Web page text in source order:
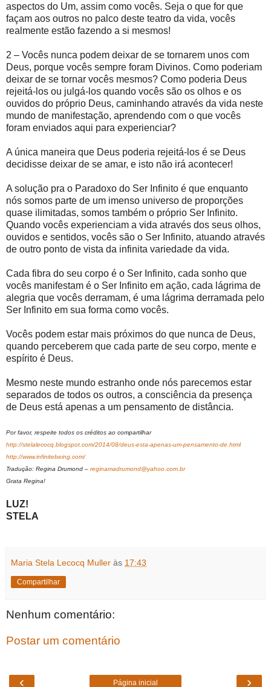
aspectos do Um, assim como vocês. Seja o que for que
façam aos outros no palco deste teatro da vida, vocês
realmente estão fazendo a si mesmos!
2 – Vocês nunca podem deixar de se tornarem unos com
Deus, porque vocês sempre foram Divinos. Como poderiam
deixar de se tornar vocês mesmos? Como poderia Deus
rejeitá-los ou julgá-los quando vocês são os olhos e os
ouvidos do próprio Deus, caminhando através da vida neste
mundo de manifestação, aprendendo com o que vocês
foram enviados aqui para experienciar?
A única maneira que Deus poderia rejeitá-los é se Deus
decidisse deixar de se amar, e isto não irá acontecer!
A solução pra o Paradoxo do Ser Infinito é que enquanto
nós somos parte de um imenso universo de proporções
quase ilimitadas, somos também o próprio Ser Infinito.
Quando vocês experienciam a vida através dos seus olhos,
ouvidos e sentidos, vocês são o Ser Infinito, atuando através
de outro ponto de vista da infinita variedade da vida.
Cada fibra do seu corpo é o Ser Infinito, cada sonho que
vocês manifestam é o Ser Infinito em ação, cada lágrima de
alegria que vocês derramam, é uma lágrima derramada pelo
Ser Infinito em sua forma como vocês.
Vocês podem estar mais próximos do que nunca de Deus,
quando perceberem que cada parte de seu corpo, mente e
espírito é Deus.
Mesmo neste mundo estranho onde nós parecemos estar
separados de todos os outros, a consciência da presença
de Deus está apenas a um pensamento de distância.
Por favor, respeite todos os créditos ao compartilhar
http://stelalecocq.blogspot.com/2014/08/deus-esta-apenas-um-pensamento-de.html
http://www.infinitebeing.com/
Tradução: Regina Drumond – reginamadrumond@yahoo.com.br
Grata Regina!
LUZ!
STELA
Maria Stela Lecocq Muller às 17:43
Compartilhar
Nenhum comentário:
Postar um comentário
‹ ›
Página inicial